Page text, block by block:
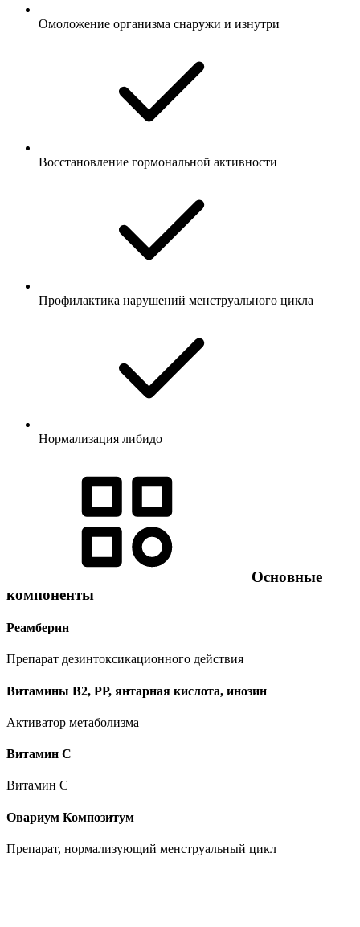
Омоложение организма снаружи и изнутри
Восстановление гормональной активности
Профилактика нарушений менструального цикла
Нормализация либидо
Основные
компоненты
Реамберин
Препарат дезинтоксикационного действия
Витамины В2, РР, янтарная кислота, инозин
Активатор метаболизма
Витамин C
Витамин C
Овариум Композитум
Препарат, нормализующий менструальный цикл